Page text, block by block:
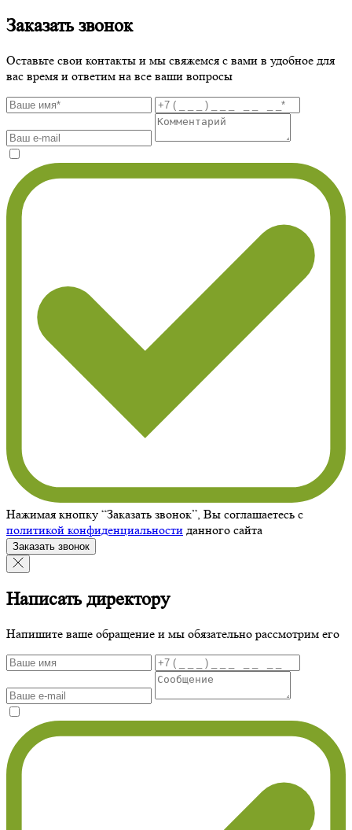
Заказать звонок
Оставьте свои контакты и мы свяжемся с вами в удобное для
вас время и ответим на все ваши вопросы
Нажимая кнопку “Заказать звонок”, Вы соглашаетесь с
политикой конфиденциальности данного сайта
Заказать звонок
Написать директору
Напишите ваше обращение и мы обязательно рассмотрим его